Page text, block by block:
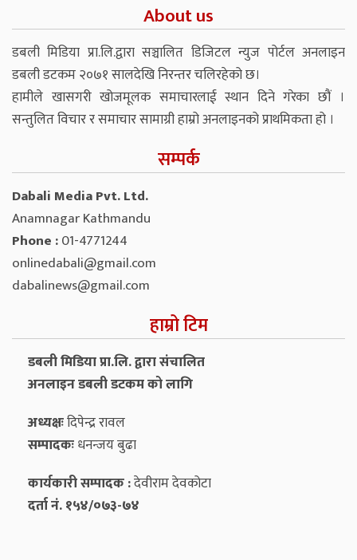
About us
डबली मिडिया प्रा.लि.द्वारा सञ्चालित डिजिटल न्युज पोर्टल अनलाइन
डबली डटकम २०७१ सालदेखि निरन्तर चलिरहेको छ।
हामीले खासगरी खोजमूलक समाचारलाई स्थान दिने गरेका छौं ।
सन्तुलित विचार र समाचार सामाग्री हाम्रो अनलाइनको प्राथमिकता हो ।
सम्पर्क
Dabali Media Pvt. Ltd.
Anamnagar Kathmandu
Phone :01-4771244
onlinedabali@gmail.com
dabalinews@gmail.com
हाम्रो टिम
डबली मिडिया प्रा.लि. द्वारा संचालित
अनलाइन डबली डटकम को लागि
अध्यक्षःदिपेन्द्र रावल
सम्पादकःधनन्‍जय बुढा
कार्यकारी सम्पादक :देवीराम देवकोटा
दर्ता नं. १५४/०७३-७४